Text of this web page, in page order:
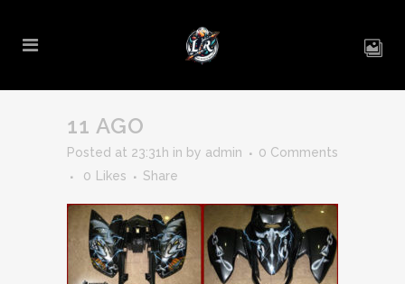
11 AGO
Posted at 23:31h in by admin
0 Comments
0
Likes Share